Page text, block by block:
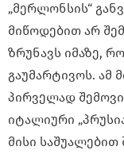
„მერლონსის“
მიწოდებით არ
ზრუნავს იმაზე,
გაუმარტივოს. ამ
პირველად
იტალიური
მისი